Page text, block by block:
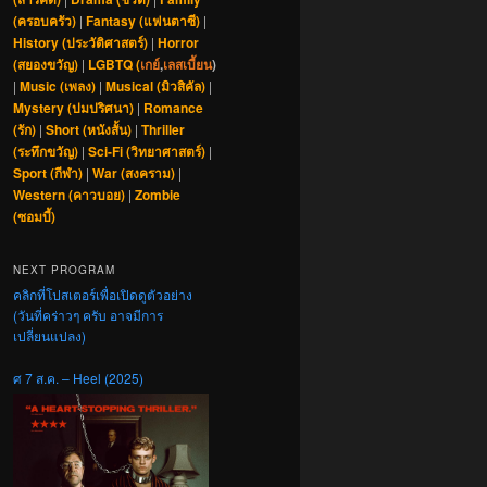
(ครอบครัว) | Fantasy (แฟนตาซี) |
History (ประวัติศาสตร์) | Horror
(สยองขวัญ) | LGBTQ (เกย์,เลสเบี้ยน)
| Music (เพลง) | Musical (มิวสิคัล) |
Mystery (ปมปริศนา) | Romance
(รัก) | Short (หนังสั้น) | Thriller
(ระทึกขวัญ) | Sci-Fi (วิทยาศาสตร์) |
Sport (กีฬา) | War (สงคราม) |
Western (คาวบอย) | Zombie
(ซอมบี้)
NEXT PROGRAM
คลิกที่โปสเตอร์เพื่อเปิดดูตัวอย่าง
(วันที่คร่าวๆ ครับ อาจมีการ
เปลี่ยนแปลง)
ศ 7 ส.ค. – Heel (2025)